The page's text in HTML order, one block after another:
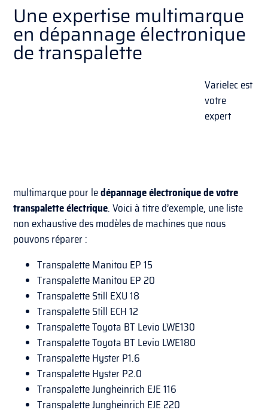
Une expertise multimarque
en dépannage électronique
de transpalette
Varielec est
votre
expert
multimarque pour ledépannage électronique de votre
transpalette électrique. Voici à titre d’exemple, une liste
non exhaustive des modèles de machines que nous
pouvons réparer :
Transpalette Manitou EP 15
Transpalette Manitou EP 20
Transpalette Still EXU 18
Transpalette Still ECH 12
Transpalette Toyota BT Levio LWE130
Transpalette Toyota BT Levio LWE180
Transpalette Hyster P1.6
Transpalette Hyster P2.0
Transpalette Jungheinrich EJE 116
Transpalette Jungheinrich EJE 220